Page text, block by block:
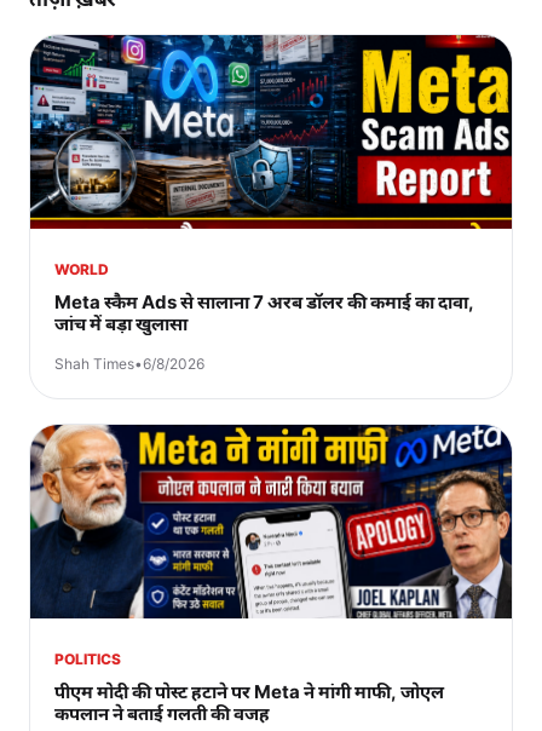
WORLD
Meta स्कैम Ads से सालाना 7 अरब डॉलर की कमाई का दावा,
जांच में बड़ा खुलासा
Shah Times•6/8/2026
POLITICS
पीएम मोदी की पोस्ट हटाने पर Meta ने मांगी माफी, जोएल
कपलान ने बताई गलती की वजह